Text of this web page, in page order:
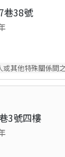
巷38號
其他特殊關係間
3號四樓